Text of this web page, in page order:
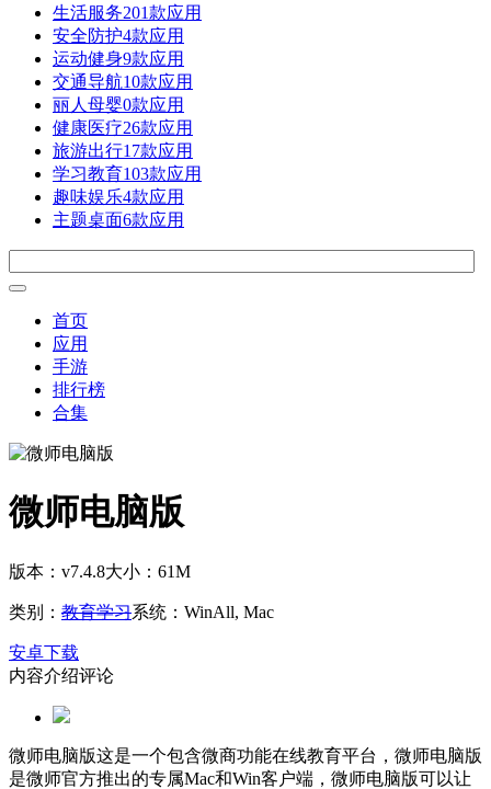
生活服务201款应用
安全防护4款应用
运动健身9款应用
交通导航10款应用
丽人母婴0款应用
健康医疗26款应用
旅游出行17款应用
学习教育103款应用
趣味娱乐4款应用
主题桌面6款应用
首页
应用
手游
排行榜
合集
微师电脑版
版本：v7.4.8大小：61M
类别： 教育学习系统：WinAll, Mac
安卓下载
内容介绍评论
微师电脑版这是一个包含微商功能在线教育平台，微师电脑版
是微师官方推出的专属Mac和Win客户端，微师电脑版可以让